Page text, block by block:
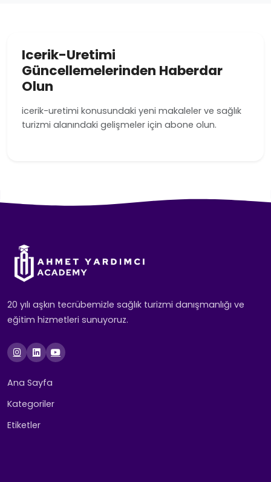
Icerik-Uretimi
Güncellemelerinden Haberdar
Olun
icerik-uretimi konusundaki yeni makaleler ve sağlık
turizmi alanındaki gelişmeler için abone olun.
20 yılı aşkın tecrübemizle sağlık turizmi danışmanlığı ve
eğitim hizmetleri sunuyoruz.
Ana Sayfa
Kategoriler
Etiketler